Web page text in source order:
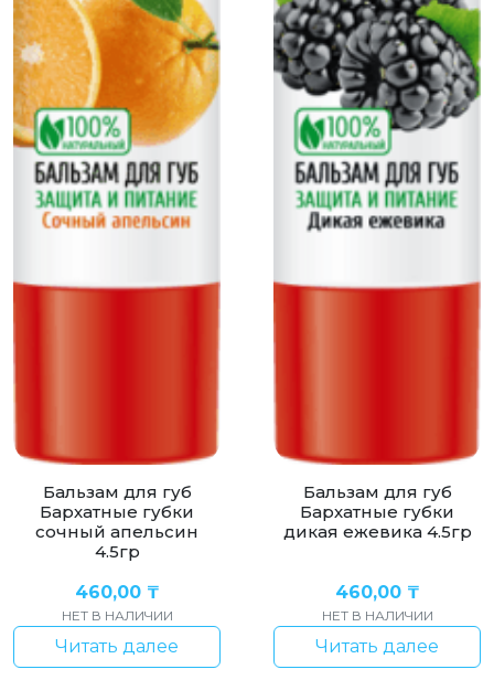
Бальзам для губ
Бархатные губки
сочный апельсин
4.5гр
460,00 ₸
НЕТ В НАЛИЧИИ
Читать далее
Бальзам для губ
Бархатные губки
дикая ежевика 4.5гр
460,00 ₸
НЕТ В НАЛИЧИИ
Читать далее